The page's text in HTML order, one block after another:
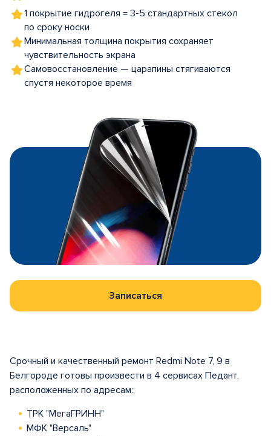
1 покрытие гидрогеля = 3-5 стандартных стекол
по сроку носки
Минимальная толщина покрытия сохраняет
чувствительность экрана
Самовосстановление — царапины стягиваются
спустя некоторое время
Записаться
Срочный и качественный ремонт Redmi Note 7, 9 в
Белгороде готовы произвести в 4 сервисах Педант,
расположенных по адресам::
ТРК "МегаГРИНН"
МФК "Версаль"